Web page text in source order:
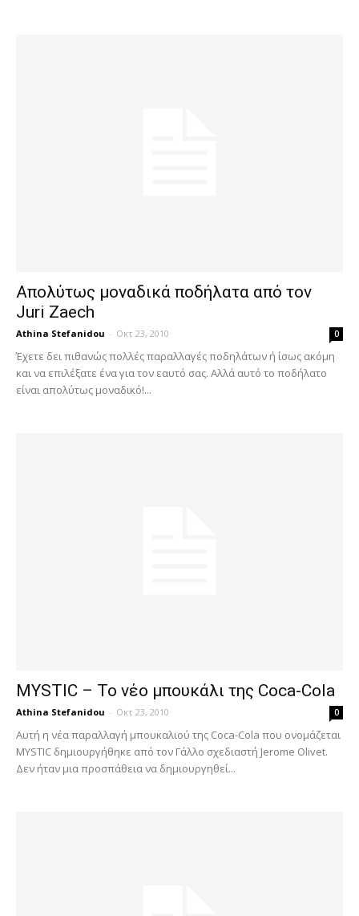
Απολύτως μοναδικά ποδήλατα από τον
Juri Zaech
Athina Stefanidou - Οκτ 23, 2010 0
Έχετε δει πιθανώς πολλές παραλλαγές ποδηλάτων ή ίσως ακόμη
και να επιλέξατε ένα για τον εαυτό σας. Αλλά αυτό το ποδήλατο
είναι απολύτως μοναδικό!...
MYSTIC – Το νέο μπουκάλι της Coca-Cola
Athina Stefanidou - Οκτ 23, 2010 0
Αυτή η νέα παραλλαγή μπουκαλιού της Coca-Cola που ονομάζεται
MYSTIC δημιουργήθηκε από τον Γάλλο σχεδιαστή Jerome Olivet.
Δεν ήταν μια προσπάθεια να δημιουργηθεί...